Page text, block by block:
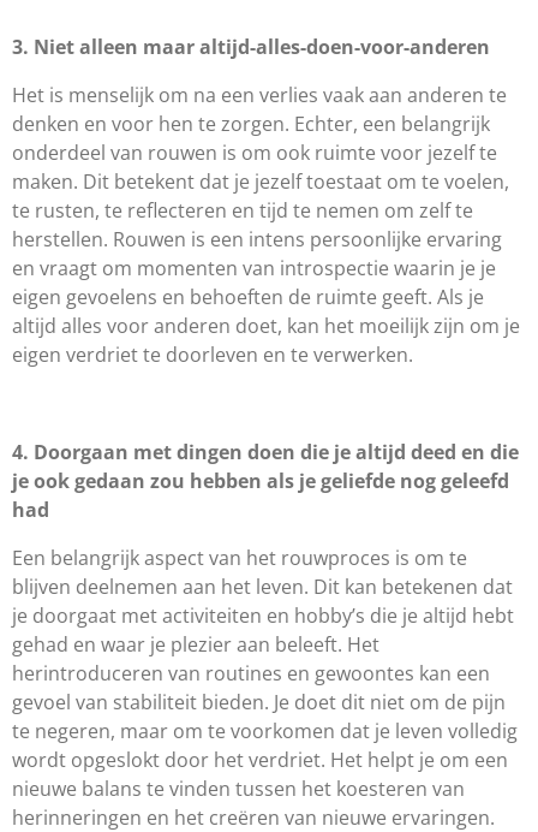
3. Niet alleen maar altijd-alles-doen-voor-anderen
Het is menselijk om na een verlies vaak aan anderen te
denken en voor hen te zorgen. Echter, een belangrijk
onderdeel van rouwen is om ook ruimte voor jezelf te
maken. Dit betekent dat je jezelf toestaat om te voelen,
te rusten, te reflecteren en tijd te nemen om zelf te
herstellen. Rouwen is een intens persoonlijke ervaring
en vraagt om momenten van introspectie waarin je je
eigen gevoelens en behoeften de ruimte geeft. Als je
altijd alles voor anderen doet, kan het moeilijk zijn om je
eigen verdriet te doorleven en te verwerken.
4. Doorgaan met dingen doen die je altijd deed en die
je ook gedaan zou hebben als je geliefde nog geleefd
had
Een belangrijk aspect van het rouwproces is om te
blijven deelnemen aan het leven. Dit kan betekenen dat
je doorgaat met activiteiten en hobby’s die je altijd hebt
gehad en waar je plezier aan beleeft. Het
herintroduceren van routines en gewoontes kan een
gevoel van stabiliteit bieden. Je doet dit niet om de pijn
te negeren, maar om te voorkomen dat je leven volledig
wordt opgeslokt door het verdriet. Het helpt je om een
nieuwe balans te vinden tussen het koesteren van
herinneringen en het creëren van nieuwe ervaringen.